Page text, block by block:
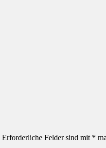
Erforderliche Felder sind mit *